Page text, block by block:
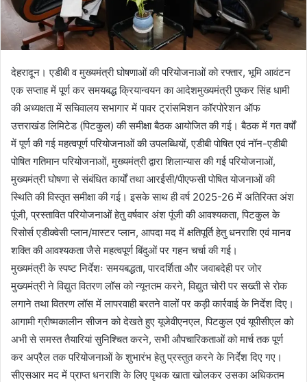
देहरादून। एडीबी व मुख्यमंत्री घोषणाओं की परियोजनाओं को रफ्तार, भूमि आवंटन
एक सप्ताह में पूर्ण कर समयबद्ध क्रियान्वयन का आदेशमुख्यमंत्री पुष्कर सिंह धामी
की अध्यक्षता में सचिवालय सभागार में पावर ट्रांसमिशन कॉरपोरेशन ऑफ
उत्तराखंड लिमिटेड (पिटकुल) की समीक्षा बैठक आयोजित की गई। बैठक में गत वर्षों
में पूर्ण की गई महत्वपूर्ण परियोजनाओं की उपलब्धियों, एडीबी पोषित एवं नॉन-एडीबी
पोषित गतिमान परियोजनाओं, मुख्यमंत्री द्वारा शिलान्यास की गई परियोजनाओं,
मुख्यमंत्री घोषणा से संबंधित कार्यों तथा आरईसी/पीएफसी पोषित योजनाओं की
स्थिति की विस्तृत समीक्षा की गई। इसके साथ ही वर्ष 2025-26 में अतिरिक्त अंश
पूंजी, प्रस्तावित परियोजनाओं हेतु वर्षवार अंश पूंजी की आवश्यकता, पिटकुल के
रिसोर्स एडीक्वेसी प्लान/मास्टर प्लान, आपदा मद में क्षतिपूर्ति हेतु धनराशि एवं मानव
शक्ति की आवश्यकता जैसे महत्वपूर्ण बिंदुओं पर गहन चर्चा की गई।
मुख्यमंत्री के स्पष्ट निर्देशः समयबद्धता, पारदर्शिता और जवाबदेही पर जोर
मुख्यमंत्री ने विद्युत वितरण लॉस को न्यूनतम करने, विद्युत चोरी पर सख्ती से रोक
लगाने तथा वितरण लॉस में लापरवाही बरतने वालों पर कड़ी कार्रवाई के निर्देश दिए।
आगामी ग्रीष्मकालीन सीजन को देखते हुए यूजेवीएनएल, पिटकुल एवं यूपीसीएल को
अभी से समस्त तैयारियां सुनिश्चित करने, सभी औपचारिकताओं को मार्च तक पूर्ण
कर अप्रैल तक परियोजनाओं के शुभारंभ हेतु प्रस्तुत करने के निर्देश दिए गए।
सीएसआर मद में प्राप्त धनराशि के लिए पृथक खाता खोलकर उसका अधिकतम